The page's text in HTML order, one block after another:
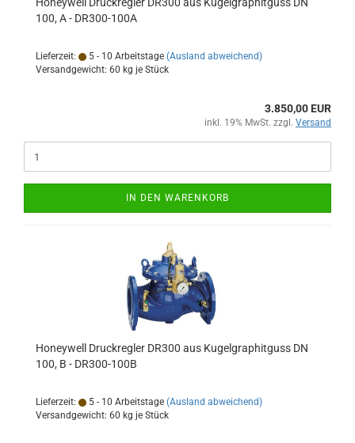
100, A - DR300-100A
Lieferzeit: 5 - 10 Arbeitstage (Ausland abweichend)
Versandgewicht: 60 kg je Stück
3.850,00 EUR
inkl. 19% MwSt. zzgl. Versand
IN DEN WARENKORB
Honeywell Druckregler DR300 aus Kugelgraphitguss DN
100, B - DR300-100B
Lieferzeit: 5 - 10 Arbeitstage (Ausland abweichend)
Versandgewicht: 60 kg je Stück